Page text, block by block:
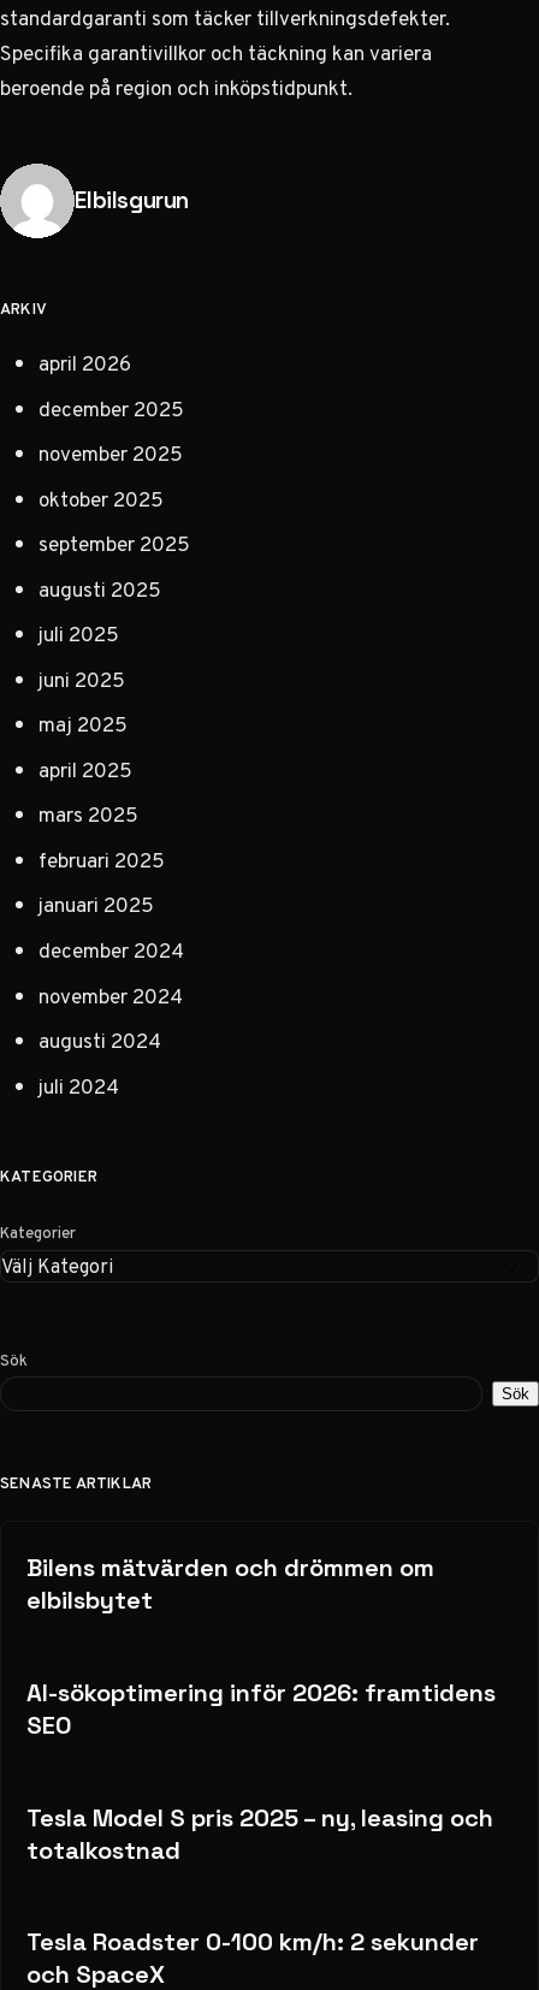
standardgaranti som täcker tillverkningsdefekter.
Specifika garantivillkor och täckning kan variera
beroende på region och inköpstidpunkt.
Publicerad av
Elbilsgurun
ARKIV
april 2026
december 2025
november 2025
oktober 2025
september 2025
augusti 2025
juli 2025
juni 2025
maj 2025
april 2025
mars 2025
februari 2025
januari 2025
december 2024
november 2024
augusti 2024
juli 2024
KATEGORIER
Kategorier
Sök
Sök
SENASTE ARTIKLAR
Bilens mätvärden och drömmen om
elbilsbytet
AI-sökoptimering inför 2026: framtidens
SEO
Tesla Model S pris 2025 – ny, leasing och
totalkostnad
Tesla Roadster 0-100 km/h: 2 sekunder
och SpaceX